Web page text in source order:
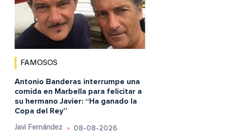
FAMOSOS
Antonio Banderas interrumpe una
comida en Marbella para felicitar a
su hermano Javier: “Ha ganado la
Copa del Rey”
Javi Fernández 08-08-2026